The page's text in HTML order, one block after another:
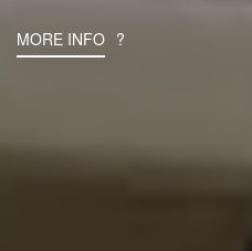
MORE INFO ?